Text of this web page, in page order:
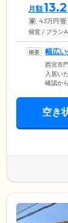
月額13.2
家 4.3万円 管
個室 / プランA
幅広
します
西宮市
入居い
確認か
の代理
生活支
な暮ら
ホーム
空き